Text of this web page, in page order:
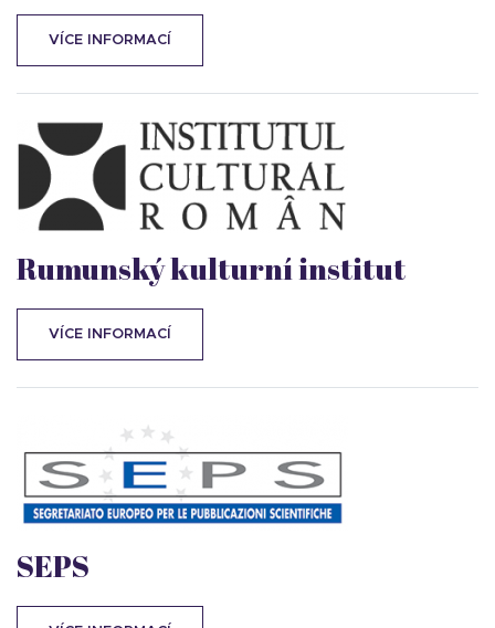
VÍCE INFORMACÍ
Rumunský kulturní institut
VÍCE INFORMACÍ
SEPS